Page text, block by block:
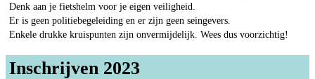
Denk aan je fietshelm voor je eigen veiligheid.
Er is geen politiebegeleiding en er zijn geen seingevers.
Enkele drukke kruispunten zijn onvermijdelijk. Wees dus voorzichtig!
Inschrijven 2023